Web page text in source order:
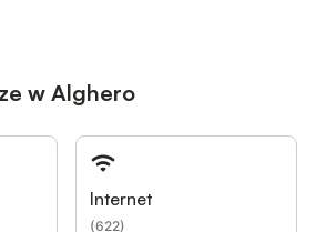
w Alghero
Internet
(622)